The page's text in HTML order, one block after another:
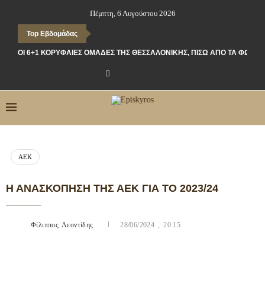
Πέμπτη, 6 Αυγούστου 2026
Top Εβδομάδας
ΟΙ 6+1 ΚΟΡΥΦΑΊΕΣ ΟΜΆΔΕΣ ΤΗΣ ΘΕΣΣΑΛΟΝΊΚΗΣ, ΠΊΣΩ ΑΠΌ ΤΑ ΦΏΤΑ
ΑΕΚ
Η ΑΝΑΣΚΌΠΗΣΗ ΤΗΣ ΑΕΚ ΓΙΑ ΤΟ 2023/24
Φίλιππος Λεοντίδης 28/06/2024 , 20:15